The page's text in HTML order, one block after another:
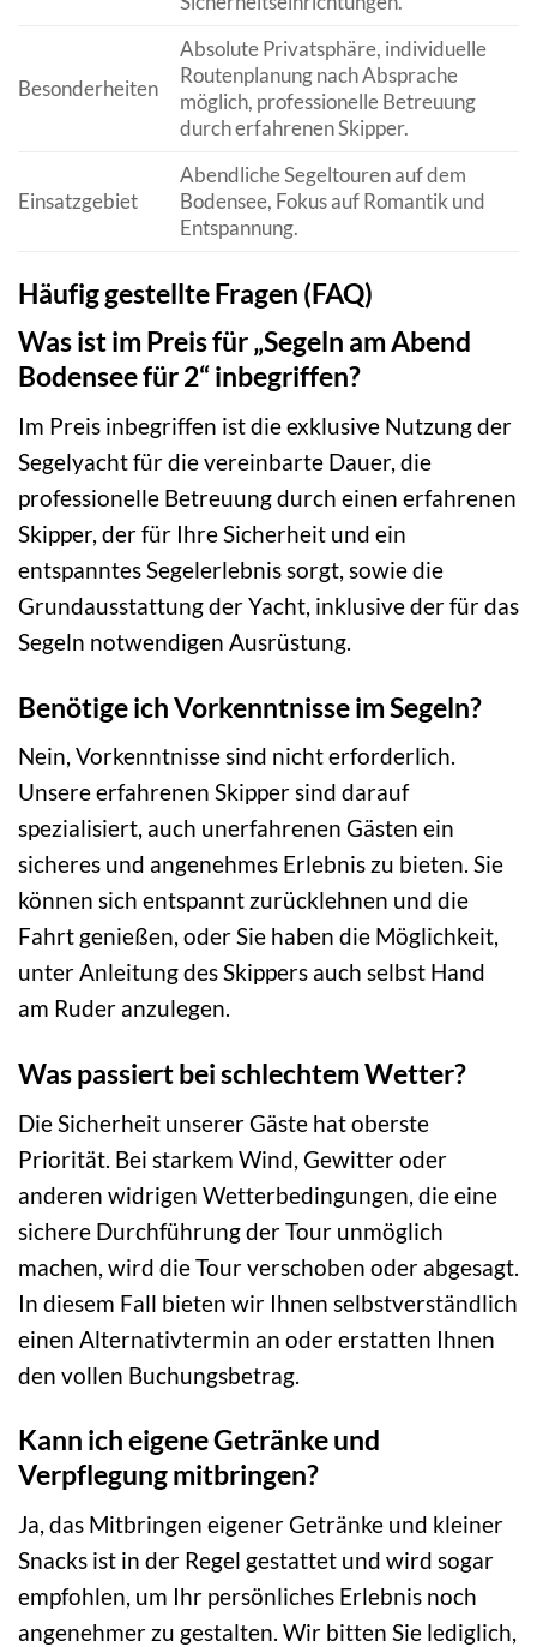
Besonderheiten
Absolute Privatsphäre, individuelle
Routenplanung nach Absprache
möglich, professionelle Betreuung
durch erfahrenen Skipper.
Einsatzgebiet
Abendliche Segeltouren auf dem
Bodensee, Fokus auf Romantik und
Entspannung.
Häufig gestellte Fragen (FAQ)
Was ist im Preis für „Segeln am Abend
Bodensee für 2“ inbegriffen?
Im Preis inbegriffen ist die exklusive Nutzung der
Segelyacht für die vereinbarte Dauer, die
professionelle Betreuung durch einen erfahrenen
Skipper, der für Ihre Sicherheit und ein
entspanntes Segelerlebnis sorgt, sowie die
Grundausstattung der Yacht, inklusive der für das
Segeln notwendigen Ausrüstung.
Benötige ich Vorkenntnisse im Segeln?
Nein, Vorkenntnisse sind nicht erforderlich.
Unsere erfahrenen Skipper sind darauf
spezialisiert, auch unerfahrenen Gästen ein
sicheres und angenehmes Erlebnis zu bieten. Sie
können sich entspannt zurücklehnen und die
Fahrt genießen, oder Sie haben die Möglichkeit,
unter Anleitung des Skippers auch selbst Hand
am Ruder anzulegen.
Was passiert bei schlechtem Wetter?
Die Sicherheit unserer Gäste hat oberste
Priorität. Bei starkem Wind, Gewitter oder
anderen widrigen Wetterbedingungen, die eine
sichere Durchführung der Tour unmöglich
machen, wird die Tour verschoben oder abgesagt.
In diesem Fall bieten wir Ihnen selbstverständlich
einen Alternativtermin an oder erstatten Ihnen
den vollen Buchungsbetrag.
Kann ich eigene Getränke und
Verpflegung mitbringen?
Ja, das Mitbringen eigener Getränke und kleiner
Snacks ist in der Regel gestattet und wird sogar
empfohlen, um Ihr persönliches Erlebnis noch
angenehmer zu gestalten. Wir bitten Sie lediglich,